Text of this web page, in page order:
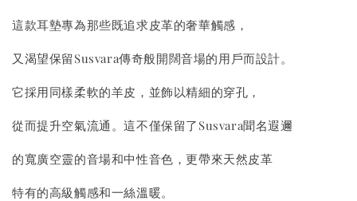
這款耳墊專為那些既追求皮革的奢華觸感，
又渴望保留Susvara傳奇般開闊音場的用戶而設計。
它採用同樣柔軟的羊皮，並飾以精細的穿孔，
從而提升空氣流通。這不僅保留了Susvara聞名遐邇
的寬廣空靈的音場和中性音色，更帶來天然皮革
特有的高級觸感和一絲溫暖。